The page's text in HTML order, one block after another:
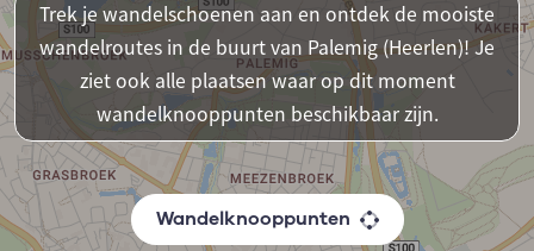
Trek je wandelschoenen aan en ontdek de mooiste
wandelroutes in de buurt van Palemig (Heerlen)! Je
ziet ook alle plaatsen waar op dit moment
wandelknooppunten beschikbaar zijn.
Wandelknooppunten